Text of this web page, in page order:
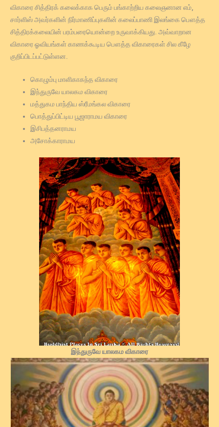
விகாரை சித்திரக் கலைக்காக பெரும் பங்காற்றிய கலைஞனான எம்,
சார்ளிஸ் அவர்களின் நிர்மாணிப்புகளின் கலைப்பாணி இலங்கை பௌத்த
சித்திரக்கலையின் பரம்பரையொன்றை உருவாக்கியது. அவ்வாறான
விகாரை ஓவியங்கள் காணக்கூடிய பௌத்த விகாரைகள் சில கீழே
குறிப்பிடப்பட்டுள்ளன.
கொழும்பு மாளிகாகந்த விகாரை
இந்துருவே யாலகம விகாரை
மத்துகம பாந்திய ஸ்ரீமங்கல விகாரை
பொத்துப்பிட்டிய பூஜாராமய விகாரை
இசிபத்தனராமய
அசோக்காராமய
இந்துருவே யாலகம விகாரை